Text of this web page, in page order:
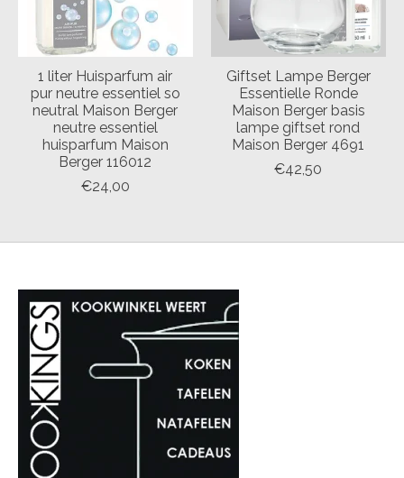
1 liter Huisparfum air
pur neutre essentiel so
neutral Maison Berger
neutre essentiel
huisparfum Maison
Berger 116012
€24,00
Giftset Lampe Berger
Essentielle Ronde
Maison Berger basis
lampe giftset rond
Maison Berger 4691
€42,50